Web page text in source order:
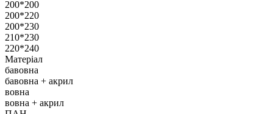
200*200
200*220
200*230
210*230
220*240
Матеріал
бавовна
бавовна + акрил
вовна
вовна + акрил